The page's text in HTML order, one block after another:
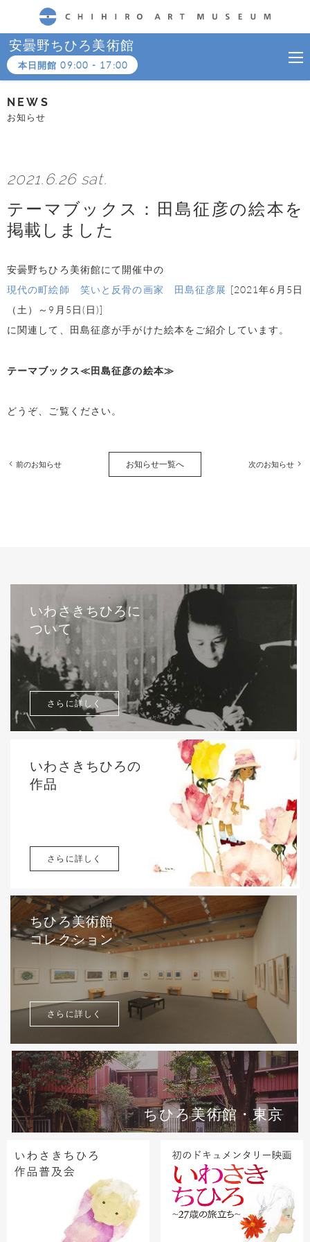
CHIHIRO ART MUSEUM
安曇野ちひろ美術館
本日開館09:00 - 17:00
NEWS
お知らせ
2021.6.26 sat.
テーマブックス：田島征彦の絵本を
掲載しました
安曇野ちひろ美術館にて開催中の
現代の町絵師 笑いと反骨の画家 田島征彦展 [2021年6月5日
（土）～9月5日(日)]
に関連して、田島征彦が手がけた絵本をご紹介しています。
テーマブックス≪田島征彦の絵本≫
どうぞ、ご覧ください。
前のお知らせ お知らせ一覧へ 次のお知らせ
いわさきちひろに
ついて
さらに詳しく
いわさきちひろの
作品
さらに詳しく
ちひろ美術館
コレクション
さらに詳しく
ちひろ美術館・東京